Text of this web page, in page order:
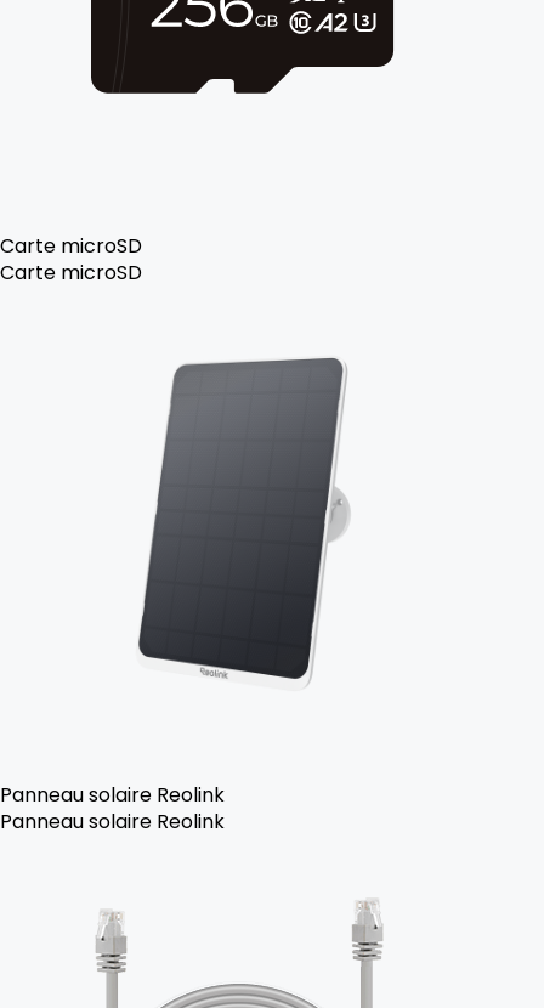
Carte microSD
Carte microSD
Panneau solaire Reolink
Panneau solaire Reolink